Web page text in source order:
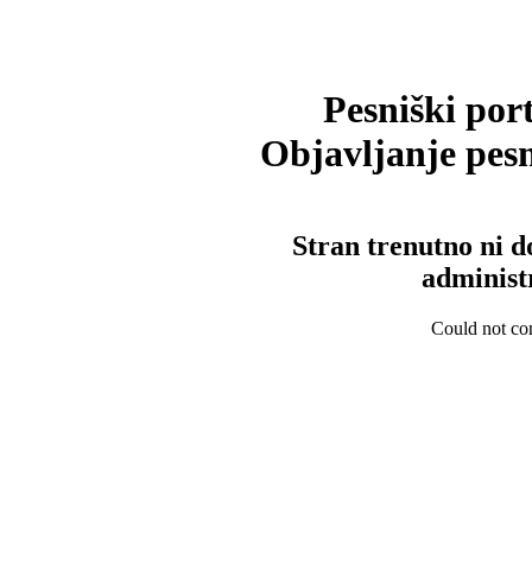
Pesniški
Objavljanje
Stran trenutno ni
Could not